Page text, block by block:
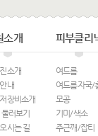
소개
소개
내
장비소개
러보기
시는 길
피부클리
여드름
여드름자국/
모공
기미/색소
주근깨/잡티